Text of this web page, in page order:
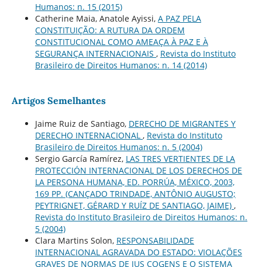
Humanos: n. 15 (2015)
Catherine Maia, Anatole Ayissi, A PAZ PELA
CONSTITUIÇÃO: A RUTURA DA ORDEM
CONSTITUCIONAL COMO AMEAÇA À PAZ E À
SEGURANÇA INTERNACIONAIS , Revista do Instituto
Brasileiro de Direitos Humanos: n. 14 (2014)
Artigos Semelhantes
Jaime Ruiz de Santiago, DERECHO DE MIGRANTES Y
DERECHO INTERNACIONAL , Revista do Instituto
Brasileiro de Direitos Humanos: n. 5 (2004)
Sergio García Ramírez, LAS TRES VERTIENTES DE LA
PROTECCIÓN INTERNACIONAL DE LOS DERECHOS DE
LA PERSONA HUMANA, ED. PORRÚA, MÉXICO, 2003,
169 PP. (CANÇADO TRINDADE, ANTÔNIO AUGUSTO;
PEYTRIGNET, GÉRARD Y RUÍZ DE SANTIAGO, JAIME) ,
Revista do Instituto Brasileiro de Direitos Humanos: n.
5 (2004)
Clara Martins Solon, RESPONSABILIDADE
INTERNACIONAL AGRAVADA DO ESTADO: VIOLAÇÕES
GRAVES DE NORMAS DE JUS COGENS E O SISTEMA